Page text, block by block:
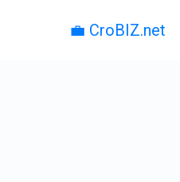
💼 CroBIZ.net